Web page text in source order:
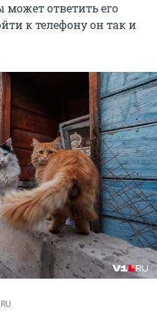
может ответить его
к телефону он так и